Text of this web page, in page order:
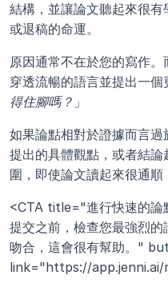
結構，並讓論文聽起來很
或退稿的命運。
原因通常不在於您的寫作
穿透流暢的語言並提出一個
得住腳嗎？ 」
如果論點相對於證據而言
提出的具體觀點，或者結
圍，即使論文讀起來很通順
<CTA title="進行快速的
提交之前，檢查您最強烈
吻合，這會很有幫助。"
link="https://